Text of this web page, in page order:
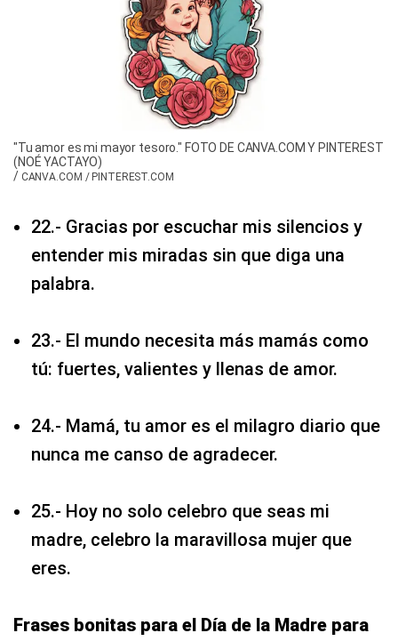
"Tu amor es mi mayor tesoro." FOTO DE CANVA.COM Y PINTEREST
(NOÉ YACTAYO)
/ CANVA.COM / PINTEREST.COM
22.- Gracias por escuchar mis silencios y
entender mis miradas sin que diga una
palabra.
23.- El mundo necesita más mamás como
tú: fuertes, valientes y llenas de amor.
24.- Mamá, tu amor es el milagro diario que
nunca me canso de agradecer.
25.- Hoy no solo celebro que seas mi
madre, celebro la maravillosa mujer que
eres.
Frases bonitas para el Día de la Madre para